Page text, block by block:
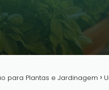
para Plantas e Jardinagem